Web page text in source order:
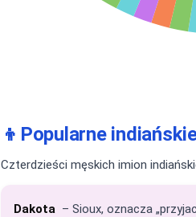
👦 Popularne
Czterdzieści męskich imion
Dakota – Sioux, oznacza